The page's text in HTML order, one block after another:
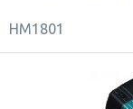
HM1801